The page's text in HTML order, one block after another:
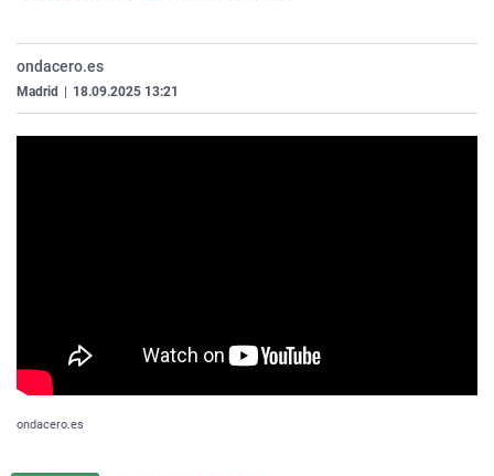
ondacero.es
Madrid 18.09.2025 13:21
ondacero.es